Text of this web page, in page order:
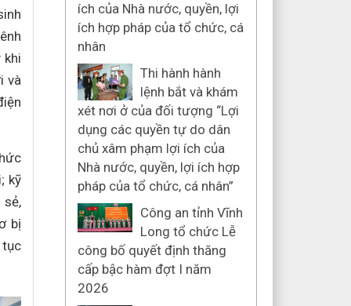
khi
và
kỹ
bị
tục
ích của Nhà nước, quyền, lợi
ích hợp pháp của tổ chức, cá
nhân
Thi hành hành
lệnh bắt và khám
xét nơi ở của đối tượng “Lợi
dụng các quyền tự do dân
chủ xâm phạm lợi ích của
Nhà nước, quyền, lợi ích hợp
pháp của tổ chức, cá nhân”
Công an tỉnh Vĩnh
Long tổ chức Lễ
công bố quyết định thăng
cấp bậc hàm đợt I năm
2026